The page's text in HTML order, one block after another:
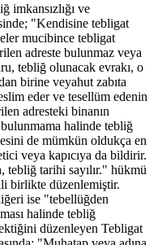
imkansızlığı ve
"Kendisine tebligat
mucibince tebligat
adreste bulunmaz veya
tebliğ olunacak evrakı, o
birine veyahut zabıta
eder ve tesellüm edenin
adresteki binanın
bulunmama halinde tebliğ
de mümkün oldukça en
veya kapıcıya da bildirir.
tebliğ tarihi sayılır." hükmü
birlikte düzenlemiştir.
ise "tebellüğden
halinde tebliğ
düzenleyen Tebligat